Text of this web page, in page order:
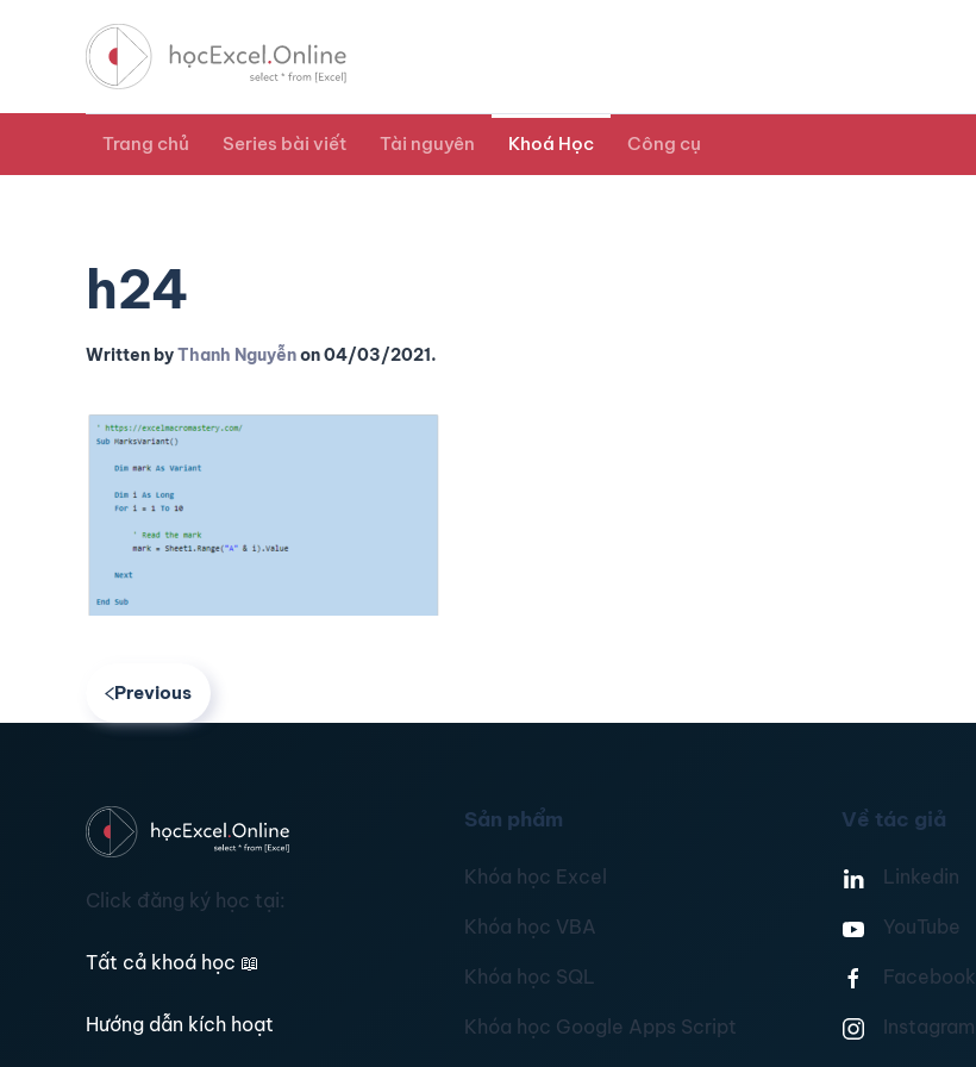
Trang chủ Series bài viết Tài nguyên Khoá Học Công cụ
h24
Written byThanh Nguyễnon04/03/2021.
Previous
Click đăng ký học tại:
Tất cả khoá học 📖
Hướng dẫn kích hoạt
Sản phẩm
Khóa học Excel
Khóa học VBA
Khóa học SQL
Khóa học Google Apps Script
Về tác giả
Linkedin
YouTube
Facebook
Instagram